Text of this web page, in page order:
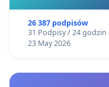
26 387 podpisów
31 Podpisy / 24 godzin
23 May 2026